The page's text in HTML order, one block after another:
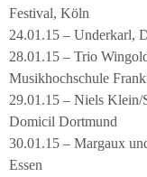
Festival, Köln
24.01.15 – Underkarl,
28.01.15 – Trio
Musikhochschule
29.01.15 – Niels Klein/
Domicil Dortmund
30.01.15 – Margaux
Essen